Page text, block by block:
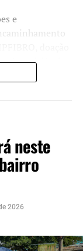
e
de recicláveis,
Diversos
neste
2026